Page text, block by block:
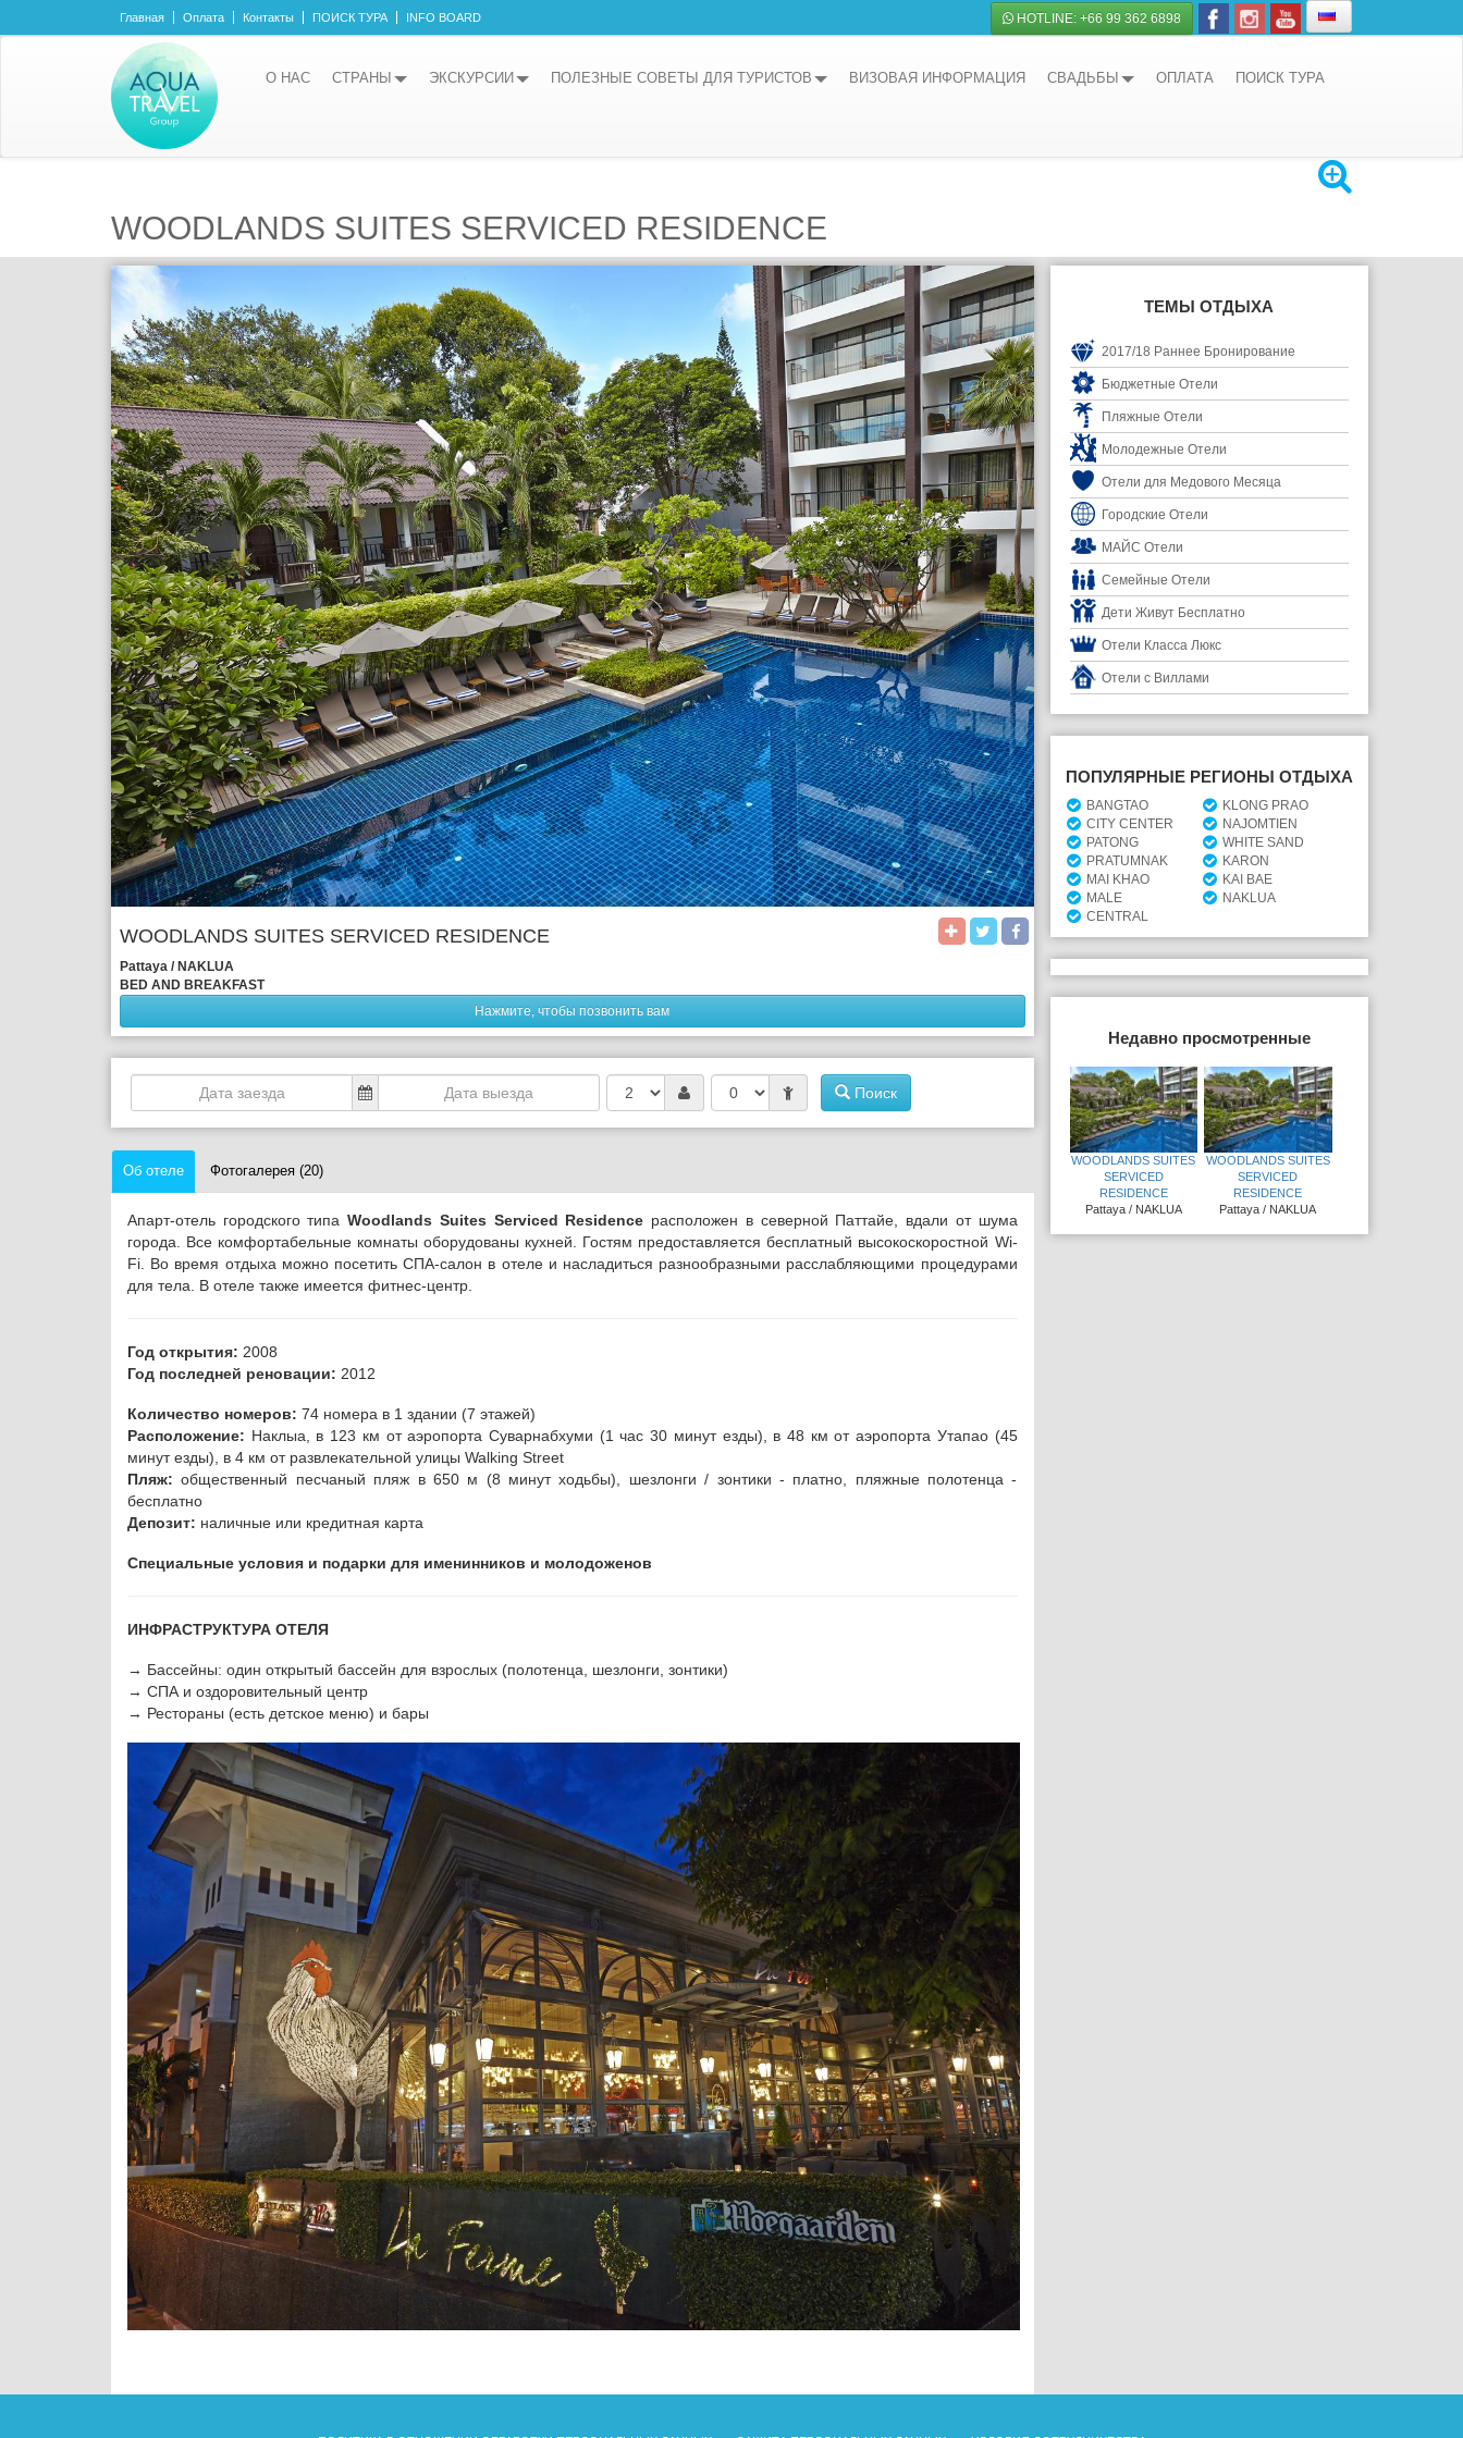
Главная Оплата Контакты ПОИСК ТУРА INFO BOARD HOTLINE: +66 99 362 6898
О НАС СТРАНЫ ЭКСКУРСИИ ПОЛЕЗНЫЕ СОВЕТЫ ДЛЯ ТУРИСТОВ ВИЗОВАЯ ИНФОРМАЦИЯ СВАДЬБЫ ОПЛАТА ПОИСК ТУРА
WOODLANDS SUITES SERVICED RESIDENCE
WOODLANDS SUITES SERVICED RESIDENCE
Pattaya / NAKLUA
BED AND BREAKFAST
Нажмите, чтобы позвонить вам
Поиск
Об отеле Фотогалерея (20)
Апарт-отель городского типаWoodlands Suites Serviced Residence расположен в северной Паттайе, вдали от шума
города. Все комфортабельные комнаты оборудованы кухней. Гостям предоставляется бесплатный высокоскоростной Wi-
Fi. Во время отдыха можно посетить СПА-салон в отеле и насладиться разнообразными расслабляющими процедурами
для тела. В отеле также имеется фитнес-центр.
Год открытия: 2008
Год последней реновации: 2012
Количество номеров: 74 номера в 1 здании (7 этажей)
Расположение: Наклыа, в 123 км от аэропорта Суварнабхуми (1 час 30 минут езды), в 48 км от аэропорта Утапао (45
минут езды), в 4 км от развлекательной улицы Walking Street
Пляж: общественный песчаный пляж в 650 м (8 минут ходьбы), шезлонги / зонтики - платно, пляжные полотенца -
бесплатно
Депозит: наличные или кредитная карта
Специальные условия и подарки для именинников и молодоженов
ИНФРАСТРУКТУРА ОТЕЛЯ
→ Бассейны: один открытый бассейн для взрослых (полотенца, шезлонги, зонтики)
→ СПА и оздоровительный центр
→ Рестораны (есть детское меню) и бары
ТЕМЫ ОТДЫХА
2017/18 Раннее Бронирование
Бюджетные Отели
Пляжные Отели
Молодежные Отели
Отели для Медового Месяца
Городские Отели
МАЙС Отели
Семейные Отели
Дети Живут Бесплатно
Отели Класса Люкс
Отели с Виллами
ПОПУЛЯРНЫЕ РЕГИОНЫ ОТДЫХА
BANGTAO
KLONG PRAO
CITY CENTER
NAJOMTIEN
PATONG
WHITE SAND
PRATUMNAK
KARON
MAI KHAO
KAI BAE
MALE
NAKLUA
CENTRAL
Недавно просмотренные
WOODLANDS SUITES
SERVICED
RESIDENCE
Pattaya / NAKLUA
WOODLANDS SUITES
SERVICED
RESIDENCE
Pattaya / NAKLUA